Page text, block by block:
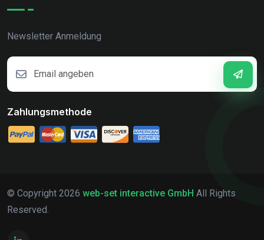
Newsletter Anmeldung
Zahlungsmethode
© Copyright 2026 web-set interactive GmbH All Rights
Reserved.